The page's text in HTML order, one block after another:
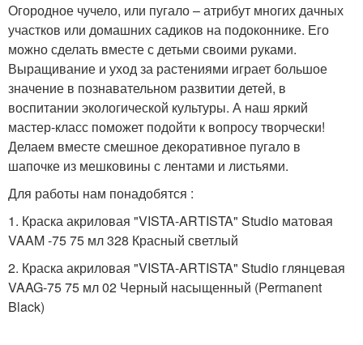
Огородное чучело, или пугало – атрибут многих дачных
участков или домашних садиков на подоконнике. Его
можно сделать вместе с детьми своими руками.
Выращивание и уход за растениями играет большое
значение в познавательном развитии детей, в
воспитании экологической культуры. А наш яркий
мастер-класс поможет подойти к вопросу творчески!
Делаем вместе смешное декоративное пугало в
шапочке из мешковины с лентами и листьями.
Для работы нам понадобятся :
1. Краска акриловая "VISTA-ARTISTA" Studio матовая
VAAM -75 75 мл 328 Красный светлый
2. Краска акриловая "VISTA-ARTISTA" Studio глянцевая
VAAG-75 75 мл 02 Черный насыщенный (Permanent
Black)